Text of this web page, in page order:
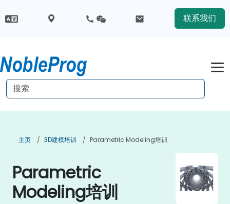
联系我们
主页 3D建模培训 Parametric Modeling培训
Parametric
Modeling培训